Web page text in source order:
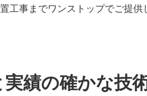
工事までワンストップでご提供
実績の確かな技